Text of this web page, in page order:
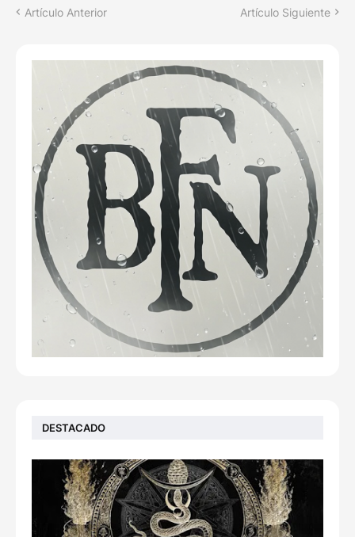
Artículo Anterior Artículo Siguiente
DESTACADO